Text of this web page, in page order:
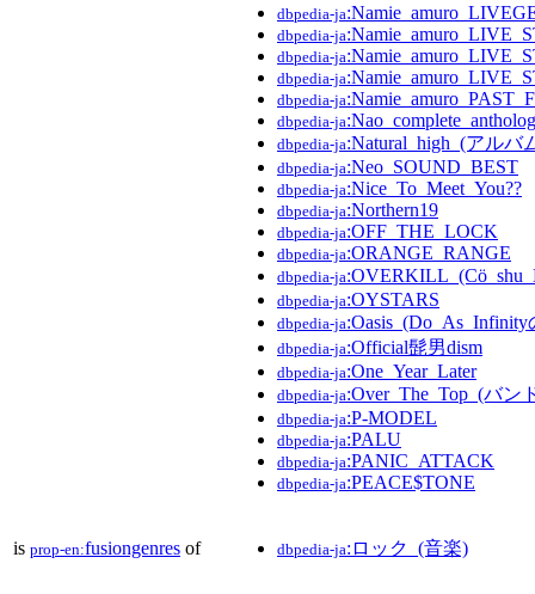
dbpedia-ja
dbpedia-ja
dbpedia-ja
dbpedia-ja
dbpedia-ja
dbpedia-ja
dbpedia-ja:Natural_high_(アルバ
dbpedia-ja:Neo_SOUND_BEST
dbpedia-ja:Nice_To_Meet_You??
dbpedia-ja:Northern19
dbpedia-ja:OFF_THE_LOCK
dbpedia-ja:ORANGE_RANGE
dbpedia-ja
dbpedia-ja:OYSTARS
dbpedia-ja:Oasis_(Do_As_Infinity
dbpedia-ja:Official髭男dism
dbpedia-ja:One_Year_Later
dbpedia-ja:Over_The_Top_(バン
dbpedia-ja:P-MODEL
dbpedia-ja:PALU
dbpedia-ja:PANIC_ATTACK
dbpedia-ja:PEACE$TONE
is prop-en:fusiongenres of dbpedia-ja:ロック_(音楽)